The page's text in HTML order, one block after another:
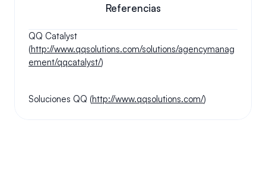
Referencias
QQ Catalyst
(http://www.qqsolutions.com/solutions/agencymanag
ement/qqcatalyst/)
Soluciones QQ (http://www.qqsolutions.com/)